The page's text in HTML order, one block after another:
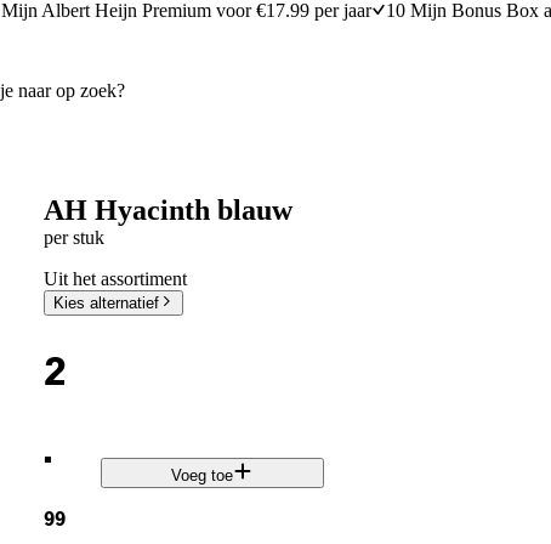
Mijn Albert Heijn Premium voor €17.99 per jaar 10 Mijn Bonus Box
AH Hyacinth blauw
per stuk
Uit het assortiment
Kies alternatief
2
.
99
Voeg toe